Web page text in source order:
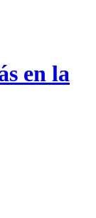
en la